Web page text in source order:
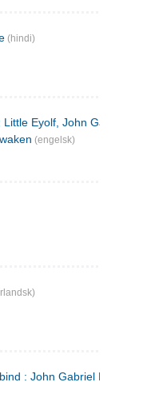
(hindi)
Eyolf, John Gabriel
(engelsk)
: John Gabriel Borkman ;